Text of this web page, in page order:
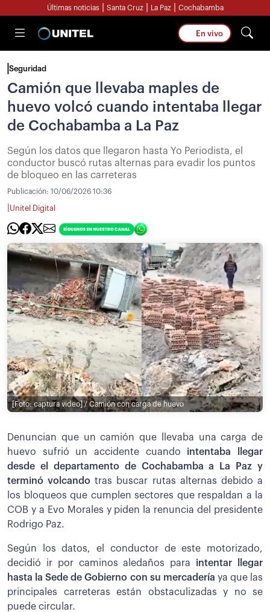
Últimas noticias Santa Cruz La Paz Cochabamba
En vivo
Seguridad
Camión que llevaba maples de
huevo volcó cuando intentaba llegar
de Cochabamba a La Paz
Según los datos que llegaron hasta Yo Periodista, el
conductor buscó rutas alternas para evadir los puntos
de bloqueo en las carreteras
Publicación: 10/06/2026 10:36
Unitel Digital
[Foto: captura video] / Camión con carga de huevo
Denuncian que un camión que llevaba una carga de
huevo sufrió un accidente cuando intentaba llegar
desde el departamento de Cochabamba a La Paz y
terminó volcando tras buscar rutas alternas debido a
los bloqueos que cumplen sectores que respaldan a la
COB y a Evo Morales y piden la renuncia del presidente
Rodrigo Paz.
Según los datos, el conductor de este motorizado,
decidió ir por caminos aledaños para intentar llegar
hasta la Sede de Gobierno con su mercadería ya que las
principales carreteras están obstaculizadas y no se
puede circular.